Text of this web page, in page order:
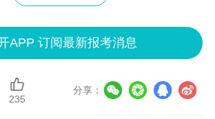
层次急需紧缺特殊人才高级职称
进行，上、下半年各组织一次评
方式
APP 订阅最新报考消息
235
分享：